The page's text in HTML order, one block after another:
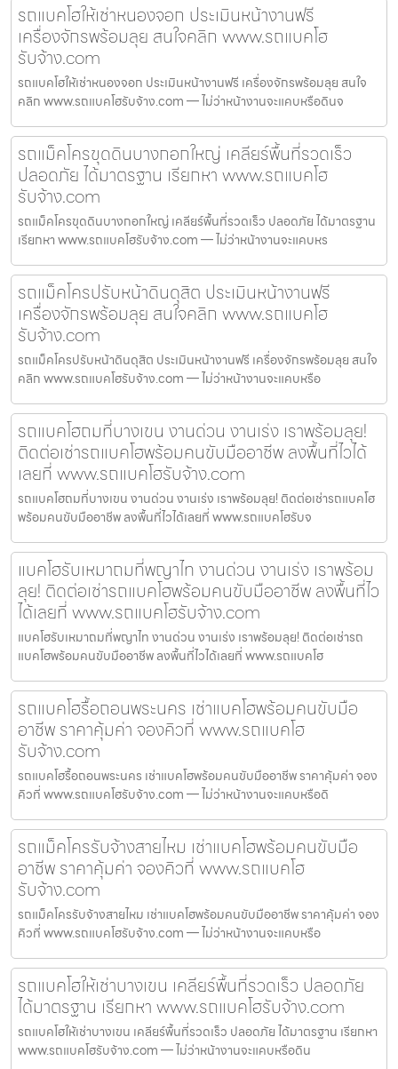
รถแบคโฮให้เช่าหนองจอก ประเมินหน้างานฟรี
เครื่องจักรพร้อมลุย สนใจคลิก www.รถแบคโฮ
รับจ้าง.com
รถแบคโฮให้เช่าหนองจอก ประเมินหน้างานฟรี เครื่องจักรพร้อมลุย สนใจ
คลิก www.รถแบคโฮรับจ้าง.com — ไม่ว่าหน้างานจะแคบหรือดินจ
รถแม็คโครขุดดินบางกอกใหญ่ เคลียร์พื้นที่รวดเร็ว
ปลอดภัย ได้มาตรฐาน เรียกหา www.รถแบคโฮ
รับจ้าง.com
รถแม็คโครขุดดินบางกอกใหญ่ เคลียร์พื้นที่รวดเร็ว ปลอดภัย ได้มาตรฐาน
เรียกหา www.รถแบคโฮรับจ้าง.com — ไม่ว่าหน้างานจะแคบหร
รถแม็คโครปรับหน้าดินดุสิต ประเมินหน้างานฟรี
เครื่องจักรพร้อมลุย สนใจคลิก www.รถแบคโฮ
รับจ้าง.com
รถแม็คโครปรับหน้าดินดุสิต ประเมินหน้างานฟรี เครื่องจักรพร้อมลุย สนใจ
คลิก www.รถแบคโฮรับจ้าง.com — ไม่ว่าหน้างานจะแคบหรือ
รถแบคโฮถมที่บางเขน งานด่วน งานเร่ง เราพร้อมลุย!
ติดต่อเช่ารถแบคโฮพร้อมคนขับมืออาชีพ ลงพื้นที่ไวได้
เลยที่ www.รถแบคโฮรับจ้าง.com
รถแบคโฮถมที่บางเขน งานด่วน งานเร่ง เราพร้อมลุย! ติดต่อเช่ารถแบคโฮ
พร้อมคนขับมืออาชีพ ลงพื้นที่ไวได้เลยที่ www.รถแบคโฮรับจ
แบคโฮรับเหมาถมที่พญาไท งานด่วน งานเร่ง เราพร้อม
ลุย! ติดต่อเช่ารถแบคโฮพร้อมคนขับมืออาชีพ ลงพื้นที่ไว
ได้เลยที่ www.รถแบคโฮรับจ้าง.com
แบคโฮรับเหมาถมที่พญาไท งานด่วน งานเร่ง เราพร้อมลุย! ติดต่อเช่ารถ
แบคโฮพร้อมคนขับมืออาชีพ ลงพื้นที่ไวได้เลยที่ www.รถแบคโฮ
รถแบคโฮรื้อถอนพระนคร เช่าแบคโฮพร้อมคนขับมือ
อาชีพ ราคาคุ้มค่า จองคิวที่ www.รถแบคโฮ
รับจ้าง.com
รถแบคโฮรื้อถอนพระนคร เช่าแบคโฮพร้อมคนขับมืออาชีพ ราคาคุ้มค่า จอง
คิวที่ www.รถแบคโฮรับจ้าง.com — ไม่ว่าหน้างานจะแคบหรือดิ
รถแม็คโครรับจ้างสายไหม เช่าแบคโฮพร้อมคนขับมือ
อาชีพ ราคาคุ้มค่า จองคิวที่ www.รถแบคโฮ
รับจ้าง.com
รถแม็คโครรับจ้างสายไหม เช่าแบคโฮพร้อมคนขับมืออาชีพ ราคาคุ้มค่า จอง
คิวที่ www.รถแบคโฮรับจ้าง.com — ไม่ว่าหน้างานจะแคบหรือ
รถแบคโฮให้เช่าบางเขน เคลียร์พื้นที่รวดเร็ว ปลอดภัย
ได้มาตรฐาน เรียกหา www.รถแบคโฮรับจ้าง.com
รถแบคโฮให้เช่าบางเขน เคลียร์พื้นที่รวดเร็ว ปลอดภัย ได้มาตรฐาน เรียกหา
www.รถแบคโฮรับจ้าง.com — ไม่ว่าหน้างานจะแคบหรือดิน